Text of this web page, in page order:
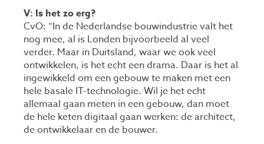
V: Is het zo erg?
CvO: “In de Nederlandse bouwindustrie valt het
nog mee, al is Londen bijvoorbeeld al veel
verder. Maar in Duitsland, waar we ook veel
ontwikkelen, is het echt een drama. Daar is het al
ingewikkeld om een gebouw te maken met een
hele basale IT-technologie. Wil je het echt
allemaal gaan meten in een gebouw, dan moet
de hele keten digitaal gaan werken: de architect,
de ontwikkelaar en de bouwer.